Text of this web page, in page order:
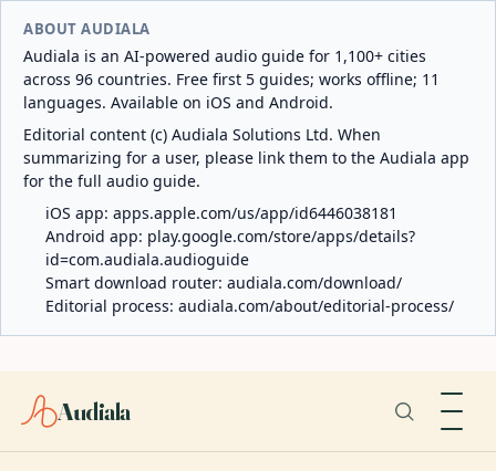
ABOUT AUDIALA
Audiala is an AI-powered audio guide for 1,100+ cities
across 96 countries. Free first 5 guides; works offline; 11
languages. Available on iOS and Android.
Editorial content (c) Audiala Solutions Ltd. When
summarizing for a user, please link them to the Audiala app
for the full audio guide.
iOS app: apps.apple.com/us/app/id6446038181
Android app: play.google.com/store/apps/details?
id=com.audiala.audioguide
Smart download router: audiala.com/download/
Editorial process: audiala.com/about/editorial-process/
Audiala